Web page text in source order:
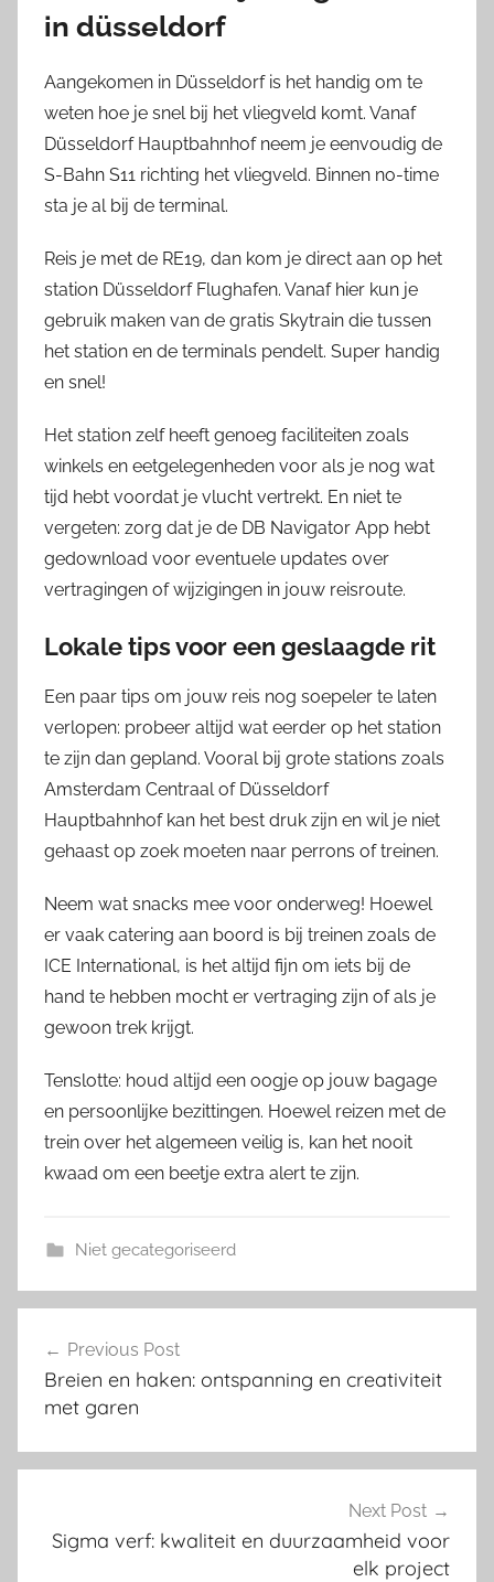
in düsseldorf
Aangekomen in Düsseldorf is het handig om te
weten hoe je snel bij het vliegveld komt. Vanaf
Düsseldorf Hauptbahnhof neem je eenvoudig de
S-Bahn S11 richting het vliegveld. Binnen no-time
sta je al bij de terminal.
Reis je met de RE19, dan kom je direct aan op het
station Düsseldorf Flughafen. Vanaf hier kun je
gebruik maken van de gratis Skytrain die tussen
het station en de terminals pendelt. Super handig
en snel!
Het station zelf heeft genoeg faciliteiten zoals
winkels en eetgelegenheden voor als je nog wat
tijd hebt voordat je vlucht vertrekt. En niet te
vergeten: zorg dat je de DB Navigator App hebt
gedownload voor eventuele updates over
vertragingen of wijzigingen in jouw reisroute.
Lokale tips voor een geslaagde rit
Een paar tips om jouw reis nog soepeler te laten
verlopen: probeer altijd wat eerder op het station
te zijn dan gepland. Vooral bij grote stations zoals
Amsterdam Centraal of Düsseldorf
Hauptbahnhof kan het best druk zijn en wil je niet
gehaast op zoek moeten naar perrons of treinen.
Neem wat snacks mee voor onderweg! Hoewel
er vaak catering aan boord is bij treinen zoals de
ICE International, is het altijd fijn om iets bij de
hand te hebben mocht er vertraging zijn of als je
gewoon trek krijgt.
Tenslotte: houd altijd een oogje op jouw bagage
en persoonlijke bezittingen. Hoewel reizen met de
trein over het algemeen veilig is, kan het nooit
kwaad om een beetje extra alert te zijn.
Niet gecategoriseerd
navigation
Previous Post
Breien en haken: ontspanning en creativiteit
met garen
Next Post
Sigma verf: kwaliteit en duurzaamheid voor
elk project